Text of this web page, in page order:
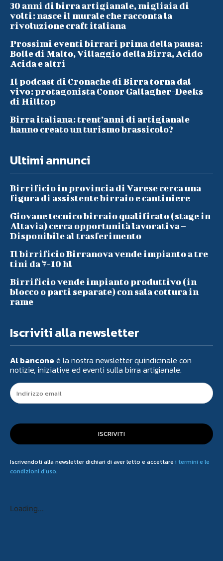
30 anni di birra artigianale, migliaia di
volti: nasce il murale che racconta la
rivoluzione craft italiana
Prossimi eventi birrari prima della pausa:
Bolle di Malto, Villaggio della Birra, Acido
Acida e altri
Il podcast di Cronache di Birra torna dal
vivo: protagonista Conor Gallagher-Deeks
di Hilltop
Birra italiana: trent’anni di artigianale
hanno creato un turismo brassicolo?
Ultimi annunci
Birrificio in provincia di Varese cerca una
figura di assistente birraio e cantiniere
Giovane tecnico birraio qualificato (stage in
Altavia) cerca opportunità lavorativa –
Disponibile al trasferimento
Il birrificio Birranova vende impianto a tre
tini da 7-10 hl
Birrificio vende impianto produttivo (in
blocco o parti separate) con sala cottura in
rame
Iscriviti alla newsletter
Al bancone è la nostra newsletter quindicinale con
notizie, iniziative ed eventi sulla birra artigianale.
ISCRIVITI
Iscrivendoti alla newsletter dichiari di aver letto e accettare i termini e le
condizioni d'uso.
Loading...